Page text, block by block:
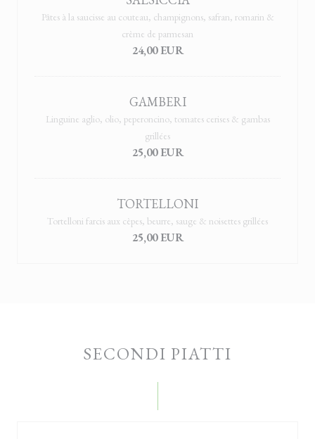
Pâtes à la saucisse au couteau, champignons, safran, romarin &
crème de parmesan
24,00 EUR
GAMBERI
Linguine aglio, olio, peperoncino, tomates cerises & gambas
grillées
25,00 EUR
TORTELLONI
Tortelloni farcis aux cèpes, beurre, sauge & noisettes grillées
25,00 EUR
SECONDI PIATTI